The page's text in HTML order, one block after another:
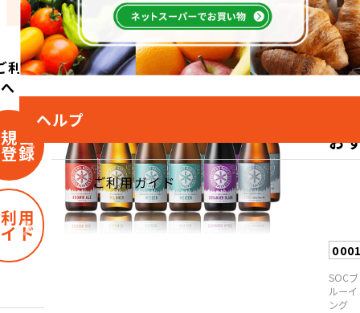
ヘルプ
ご利用ガイド
おすすめ 特集 カテゴリー
利用
会
録
用
ド
お
SOCブ
ルーイ
ング